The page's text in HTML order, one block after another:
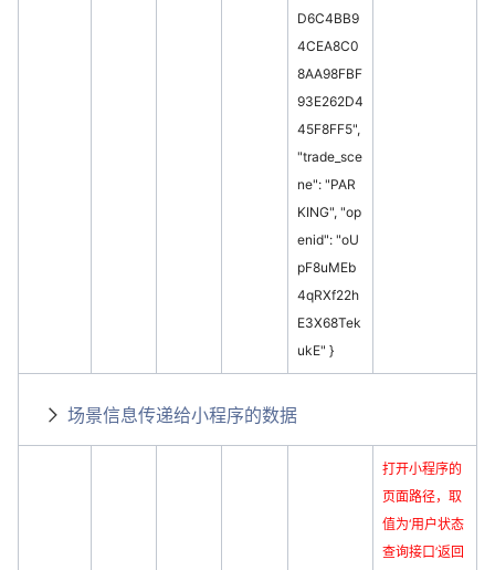
D6C4BB9
4CEA8C0
8AA98FBF
93E262D4
45F8FF5",
"trade_sce
ne": "PAR
KING", "op
enid": "oU
pF8uMEb
4qRXf22h
E3X68Tek
ukE" }
场景信息传递给小程序的数据
打开小程序的
页面路径，取
值为‘用户状态
查询接口’返回